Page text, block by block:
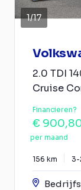
1/17
2.0 TDI
Cruise
Financieren?
€
per maand
156 km 3-